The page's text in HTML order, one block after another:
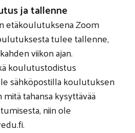
ja tallenne
etäkoulutuksena Zoom
tulee tallenne,
viikon ajan.
koulutustodistus
sähköpostilla koulutuksen
tahansa kysyttävää
niin ole